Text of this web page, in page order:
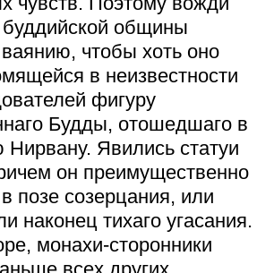
общины
чтобы хоть оно
в неизвестности
фигуру
Будды, отошедшаго в
Нирвану. Явились статуи
он преимущественно
позе созерцания, или
наконец тихаго угасания.
монахи-сторонники